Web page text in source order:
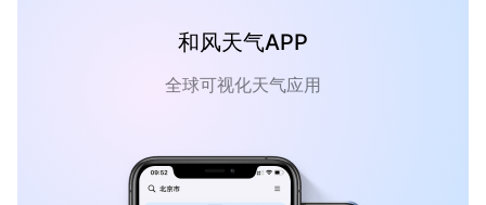
和风天气APP
全球可视化天气应用